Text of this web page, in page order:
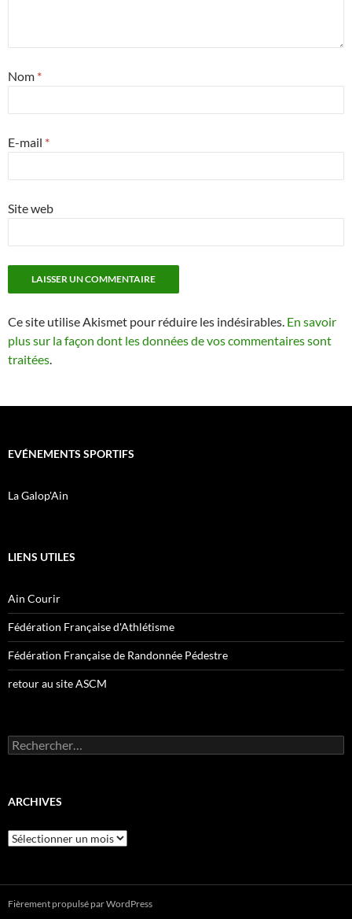
Nom *
E-mail *
Site web
Ce site utilise Akismet pour réduire les indésirables. En savoir
plus sur la façon dont les données de vos commentaires sont
traitées.
EVÉNEMENTS SPORTIFS
La Galop'Ain
LIENS UTILES
Ain Courir
Fédération Française d'Athlétisme
Fédération Française de Randonnée Pédestre
retour au site ASCM
Rechercher :
ARCHIVES
Archives
Fièrement propulsé par WordPress